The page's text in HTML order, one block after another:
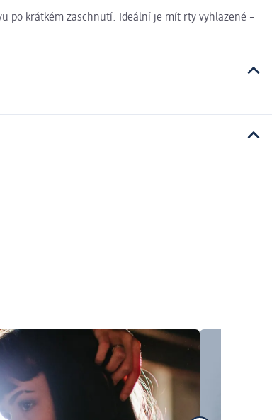
po krátkém zaschnutí. Ideální je mít rty vyhlazené –